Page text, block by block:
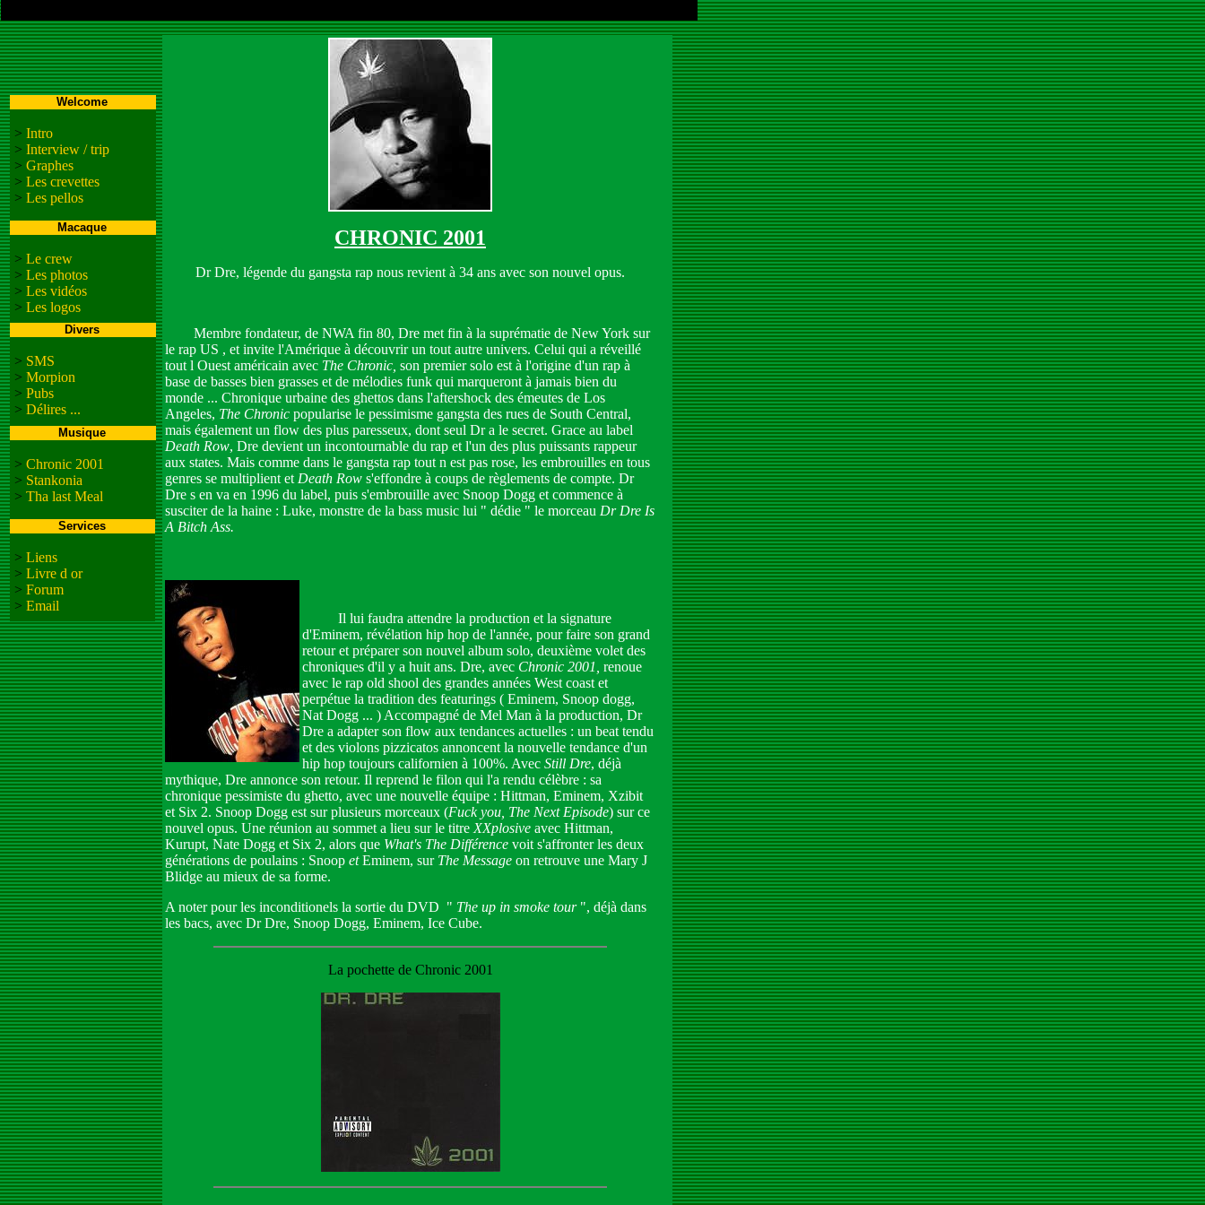
Welcome
> Intro
> Interview / trip
> Graphes
> Les crevettes
> Les pellos
Macaque
> Le crew
> Les photos
> Les vidéos
> Les logos
Divers
> SMS
> Morpion
> Pubs
> Délires ...
Musique
> Chronic 2001
> Stankonia
> Tha last Meal
Services
> Liens
> Livre d or
> Forum
> Email
CHRONIC 2001
Dr Dre, légende du gangsta rap nous revient à 34 ans avec son nouvel opus.
Membre fondateur, de NWA fin 80, Dre met fin à la suprématie de New York sur
le rap US , et invite l'Amérique à découvrir un tout autre univers. Celui qui a réveillé
tout l Ouest américain avec The Chronic, son premier solo est à l'origine d'un rap à
base de basses bien grasses et de mélodies funk qui marqueront à jamais bien du
monde ... Chronique urbaine des ghettos dans l'aftershock des émeutes de Los
Angeles, The Chronic popularise le pessimisme gangsta des rues de South Central,
mais également un flow des plus paresseux, dont seul Dr a le secret. Grace au label
Death Row, Dre devient un incontournable du rap et l'un des plus puissants rappeur
aux states. Mais comme dans le gangsta rap tout n est pas rose, les embrouilles en tous
genres se multiplient et Death Row s'effondre à coups de règlements de compte. Dr
Dre s en va en 1996 du label, puis s'embrouille avec Snoop Dogg et commence à
susciter de la haine : Luke, monstre de la bass music lui " dédie " le morceau Dr Dre Is
A Bitch Ass.
Il lui faudra attendre la production et la signature
d'Eminem, révélation hip hop de l'année, pour faire son grand
retour et préparer son nouvel album solo, deuxième volet des
chroniques d'il y a huit ans. Dre, avec Chronic 2001, renoue
avec le rap old shool des grandes années West coast et
perpétue la tradition des featurings ( Eminem, Snoop dogg,
Nat Dogg ... ) Accompagné de Mel Man à la production, Dr
Dre a adapter son flow aux tendances actuelles : un beat tendu
et des violons pizzicatos annoncent la nouvelle tendance d'un
hip hop toujours californien à 100%. Avec Still Dre, déjà
mythique, Dre annonce son retour. Il reprend le filon qui l'a rendu célèbre : sa
chronique pessimiste du ghetto, avec une nouvelle équipe : Hittman, Eminem, Xzibit
et Six 2. Snoop Dogg est sur plusieurs morceaux (Fuck you, The Next Episode) sur ce
nouvel opus. Une réunion au sommet a lieu sur le titre XXplosive avec Hittman,
Kurupt, Nate Dogg et Six 2, alors que What's The Différence voit s'affronter les deux
générations de poulains : Snoop etEminem, sur The Message on retrouve une Mary J
Blidge au mieux de sa forme.
A noter pour les inconditionels la sortie du DVD " The up in smoke tour", déjà dans
les bacs, avec Dr Dre, Snoop Dogg, Eminem, Ice Cube.
La pochette de Chronic 2001